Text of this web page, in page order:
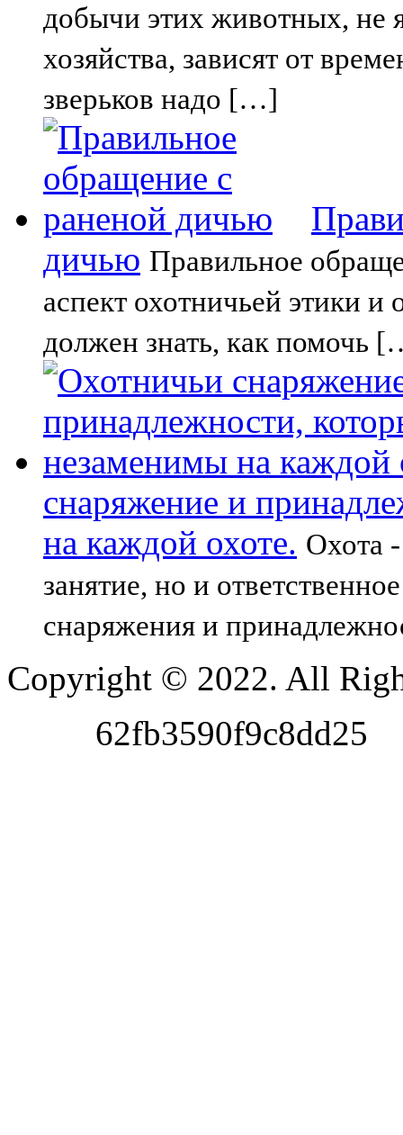
добычи этих животных, не
хозяйства, зависят от
зверьков надо […]
дичью Правильное
аспект охотничьей этики
должен знать, как помочь
снаряжение и
на каждой охоте. Охота -
занятие, но и
снаряжения и
Copyright © 2022. All
62fb3590f9c8dd25